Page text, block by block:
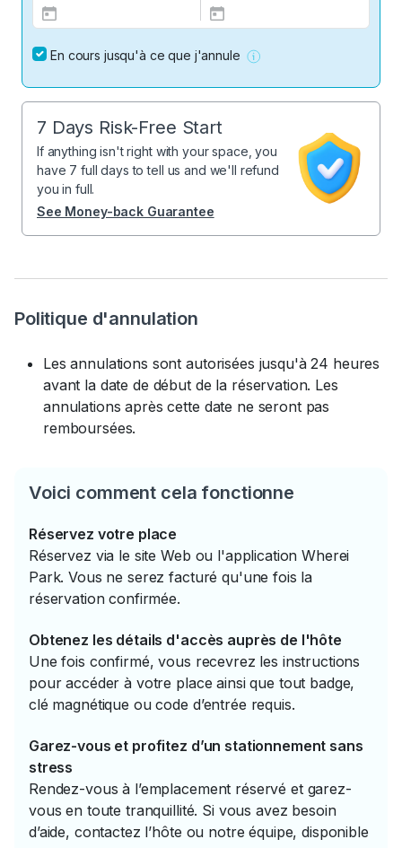
Politique d'annulation
Les annulations sont autorisées jusqu'à 24 heures
avant la date de début de la réservation. Les
annulations après cette date ne seront pas
remboursées.
Voici comment cela fonctionne
Réservez votre place
Réservez via le site Web ou l'application Wherei
Park. Vous ne serez facturé qu'une fois la
réservation confirmée.
Obtenez les détails d'accès auprès de l'hôte
Une fois confirmé, vous recevrez les instructions
pour accéder à votre place ainsi que tout badge,
clé magnétique ou code d’entrée requis.
Garez-vous et profitez d’un stationnement sans
stress
Rendez-vous à l’emplacement réservé et garez-
vous en toute tranquillité. Si vous avez besoin
d’aide, contactez l’hôte ou notre équipe, disponible
En cours jusqu'à ce que j'annule
7 Days Risk-Free Start
If anything isn't right with your space, you
have 7 full days to tell us and we'll refund
you in full.
See Money-back Guarantee